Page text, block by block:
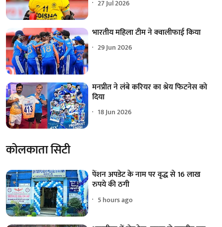
27 Jul 2026
भारतीय महिला टीम ने क्वालीफाई किया
29 Jun 2026
मनप्रीत ने लंबे करियर का श्रेय फिटनेस को
दिया
18 Jun 2026
कोलकाता सिटी
पेंशन अपडेट के नाम पर वृद्ध से 16 लाख
रुपये की ठगी
5 hours ago